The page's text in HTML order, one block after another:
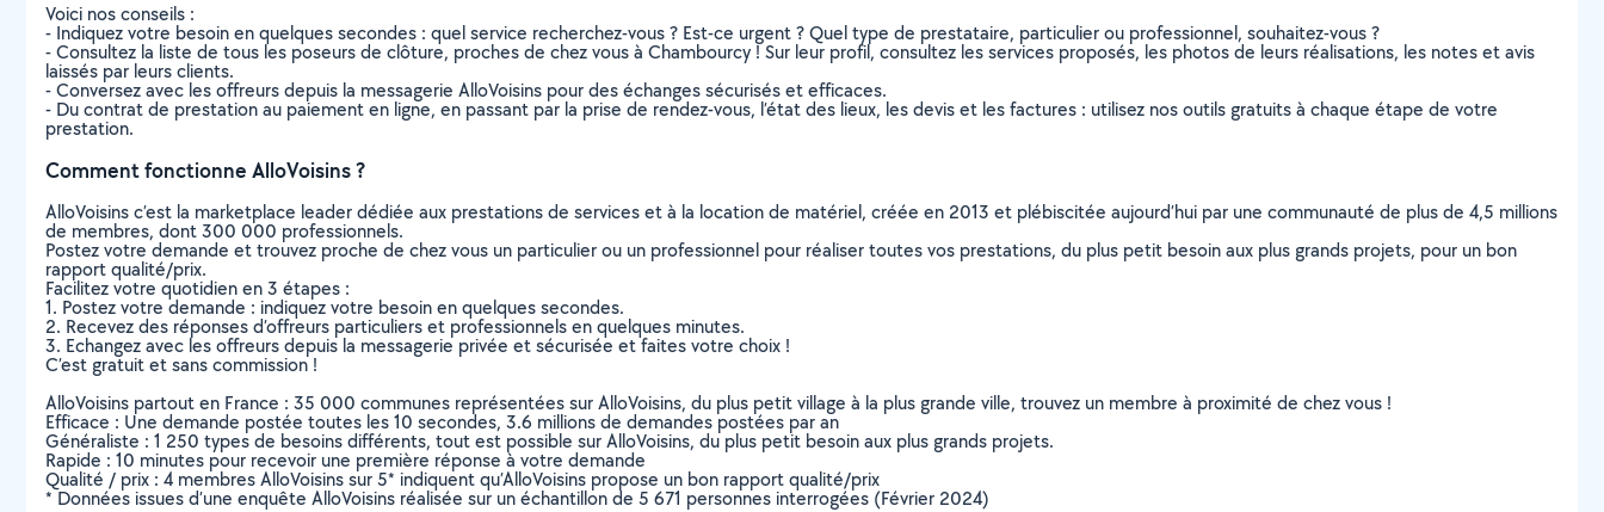
Voici nos conseils :
- Indiquez votre besoin en quelques secondes : quel service recherchez-vous ? Est-ce urgent ? Quel type de prestataire, particulier ou professionnel, souhaitez-vous ?
- Consultez la liste de tous les poseurs de clôture, proches de chez vous à Chambourcy ! Sur leur profil, consultez les services proposés, les photos de leurs réalisations, les notes et avis
laissés par leurs clients.
- Conversez avec les offreurs depuis la messagerie AlloVoisins pour des échanges sécurisés et efficaces.
- Du contrat de prestation au paiement en ligne, en passant par la prise de rendez-vous, l’état des lieux, les devis et les factures : utilisez nos outils gratuits à chaque étape de votre
prestation.
Comment fonctionne AlloVoisins ?
AlloVoisins c’est la marketplace leader dédiée aux prestations de services et à la location de matériel, créée en 2013 et plébiscitée aujourd’hui par une communauté de plus de 4,5 millions
de membres, dont 300 000 professionnels.
Postez votre demande et trouvez proche de chez vous un particulier ou un professionnel pour réaliser toutes vos prestations, du plus petit besoin aux plus grands projets, pour un bon
rapport qualité/prix.
Facilitez votre quotidien en 3 étapes :
1. Postez votre demande : indiquez votre besoin en quelques secondes.
2. Recevez des réponses d’offreurs particuliers et professionnels en quelques minutes.
3. Echangez avec les offreurs depuis la messagerie privée et sécurisée et faites votre choix !
C’est gratuit et sans commission !
AlloVoisins partout en France : 35 000 communes représentées sur AlloVoisins, du plus petit village à la plus grande ville, trouvez un membre à proximité de chez vous !
Efficace : Une demande postée toutes les 10 secondes, 3.6 millions de demandes postées par an
Généraliste : 1 250 types de besoins différents, tout est possible sur AlloVoisins, du plus petit besoin aux plus grands projets.
Rapide : 10 minutes pour recevoir une première réponse à votre demande
Qualité / prix : 4 membres AlloVoisins sur 5* indiquent qu’AlloVoisins propose un bon rapport qualité/prix
* Données issues d’une enquête AlloVoisins réalisée sur un échantillon de 5 671 personnes interrogées (Février 2024)